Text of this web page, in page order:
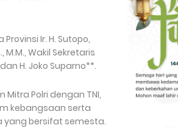
Ir. H. Sutopo,
M.M., Wakil Sekretaris
H. Joko Suparno**.
Polri dengan TNI,
kebangsaan serta
bersifat semesta.